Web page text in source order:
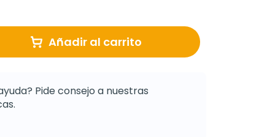
Añadir al carrito
Pide consejo a nuestras